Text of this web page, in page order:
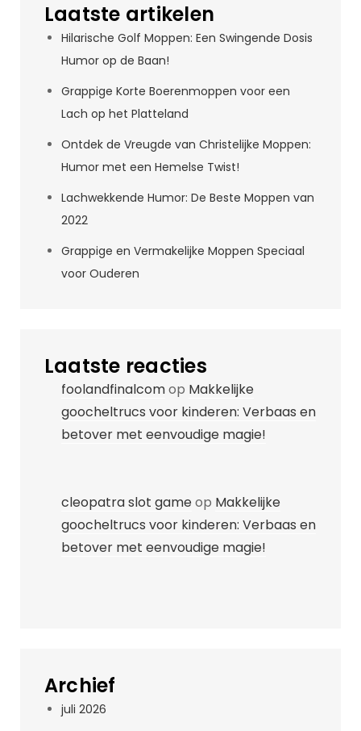
Laatste artikelen
Hilarische Golf Moppen: Een Swingende Dosis
Humor op de Baan!
Grappige Korte Boerenmoppen voor een
Lach op het Platteland
Ontdek de Vreugde van Christelijke Moppen:
Humor met een Hemelse Twist!
Lachwekkende Humor: De Beste Moppen van
2022
Grappige en Vermakelijke Moppen Speciaal
voor Ouderen
Laatste reacties
foolandfinalcomop Makkelijke
goocheltrucs voor kinderen: Verbaas en
betover met eenvoudige magie!
cleopatra slot gameop Makkelijke
goocheltrucs voor kinderen: Verbaas en
betover met eenvoudige magie!
Archief
juli 2026